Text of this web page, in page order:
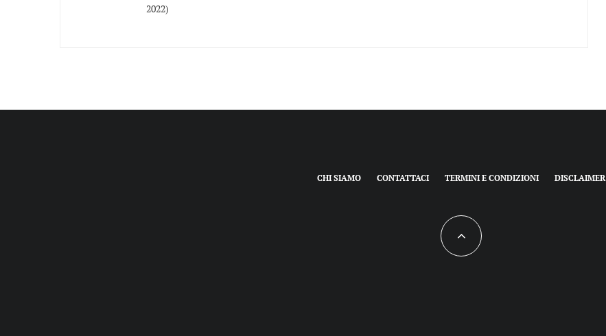
2022)
CHI SIAMO CONTATTACI TERMINI E CONDIZIONI DISCLAIMER